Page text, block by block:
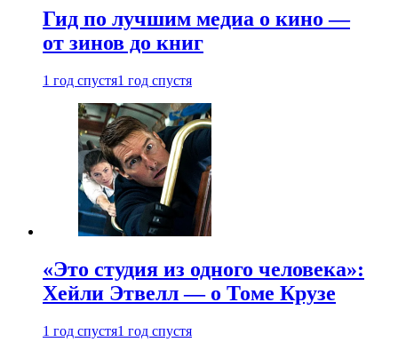
Гид по лучшим медиа о кино —
от зинов до книг
1 год спустя1 год спустя
«Это студия из одного человека»:
Хейли Этвелл — о Томе Крузе
1 год спустя1 год спустя